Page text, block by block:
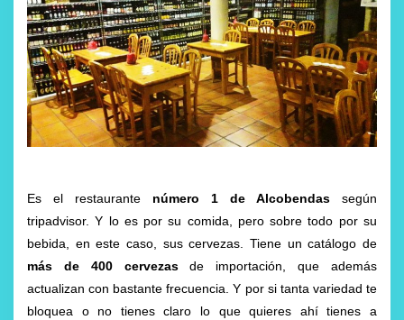
Es el restaurante número 1 de Alcobendas según
tripadvisor. Y lo es por su comida, pero sobre todo por su
bebida, en este caso, sus cervezas. Tiene un catálogo de
más de 400 cervezasde importación, que además
actualizan con bastante frecuencia. Y por si tanta variedad te
bloquea o no tienes claro lo que quieres ahí tienes a